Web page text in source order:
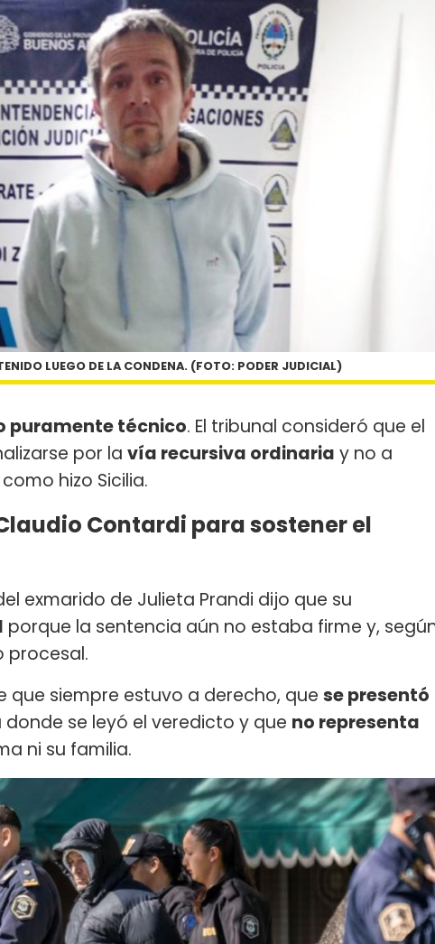
LUEGO DE LA CONDENA. (FOTO: PODER JUDICIAL)
puramente técnico. El tribunal consideró que el
por la vía recursiva ordinaria y no a
hizo Sicilia.
Contardi para sostener el
exmarido de Julieta Prandi dijo que su
porque la sentencia aún no estaba firme y,
procesal.
que siempre estuvo a derecho, que se presentó
se leyó el veredicto y que no representa
ni su familia.